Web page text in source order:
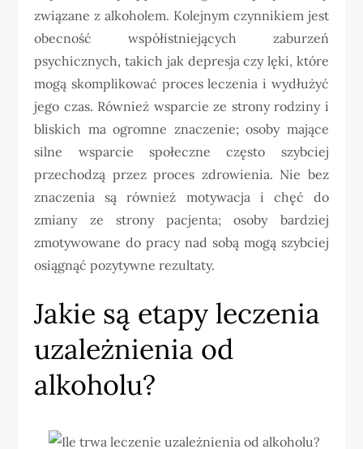
związane z alkoholem. Kolejnym czynnikiem jest
obecność współistniejących zaburzeń
psychicznych, takich jak depresja czy lęki, które
mogą skomplikować proces leczenia i wydłużyć
jego czas. Również wsparcie ze strony rodziny i
bliskich ma ogromne znaczenie; osoby mające
silne wsparcie społeczne często szybciej
przechodzą przez proces zdrowienia. Nie bez
znaczenia są również motywacja i chęć do
zmiany ze strony pacjenta; osoby bardziej
zmotywowane do pracy nad sobą mogą szybciej
osiągnąć pozytywne rezultaty.
Jakie są etapy leczenia
uzależnienia od
alkoholu?